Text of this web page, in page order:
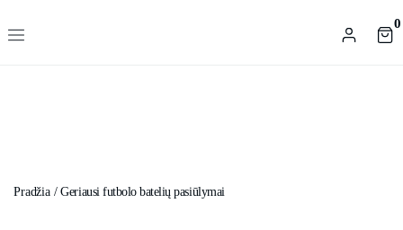
0
Pradžia/Geriausi futbolo batelių pasiūlymai